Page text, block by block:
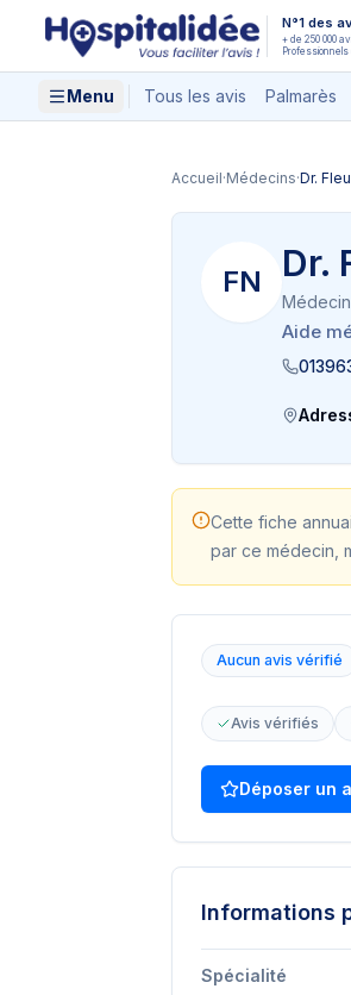
Aller au contenu principal N°1 des
+ de 250 000
Menu Tous les avis Palmarès
Accueil·Médecins·Dr.
FN Dr.
Médecin
Aide
Cette fiche
par ce médecin,
Aucun avis vérifié
Avis vérifiés
Déposer un
Informations
Spécialité